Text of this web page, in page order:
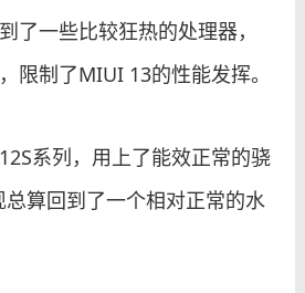
了一些比较狂热的处理器，
限制了MIUI 13的性能发挥。
系列，用上了能效正常的骁
算回到了一个相对正常的水